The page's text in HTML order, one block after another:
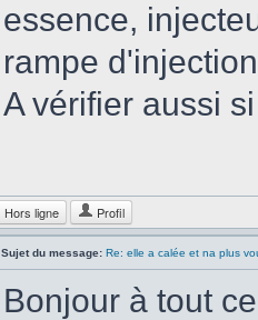
essence,
rampe
A vérifier aussi
Hors ligne Profil
Sujet du message: Re: elle a calée et na plus
Bonjour à tout